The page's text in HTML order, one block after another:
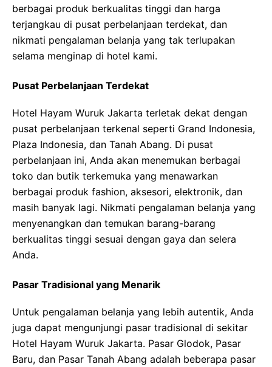
berbagai produk berkualitas tinggi dan harga
terjangkau di pusat perbelanjaan terdekat, dan
nikmati pengalaman belanja yang tak terlupakan
selama menginap di hotel kami.
Pusat Perbelanjaan Terdekat
Hotel Hayam Wuruk Jakarta terletak dekat dengan
pusat perbelanjaan terkenal seperti Grand Indonesia,
Plaza Indonesia, dan Tanah Abang. Di pusat
perbelanjaan ini, Anda akan menemukan berbagai
toko dan butik terkemuka yang menawarkan
berbagai produk fashion, aksesori, elektronik, dan
masih banyak lagi. Nikmati pengalaman belanja yang
menyenangkan dan temukan barang-barang
berkualitas tinggi sesuai dengan gaya dan selera
Anda.
Pasar Tradisional yang Menarik
Untuk pengalaman belanja yang lebih autentik, Anda
juga dapat mengunjungi pasar tradisional di sekitar
Hotel Hayam Wuruk Jakarta. Pasar Glodok, Pasar
Baru, dan Pasar Tanah Abang adalah beberapa pasar